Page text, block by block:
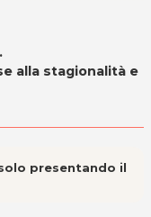
alla stagionalità e
presentando il